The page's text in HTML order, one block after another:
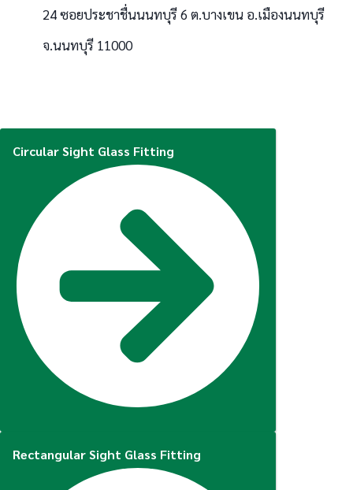
24 ซอยประชาชื่นนนทบุรี 6 ต.บางเขน อ.เมืองนนทบุรี
จ.นนทบุรี 11000
Circular Sight Glass Fitting
Rectangular Sight Glass Fitting